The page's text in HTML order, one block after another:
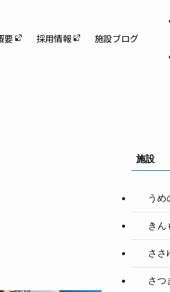
要 採用情報 施設ブログ
施設
うめ
きん
ささ
さつ